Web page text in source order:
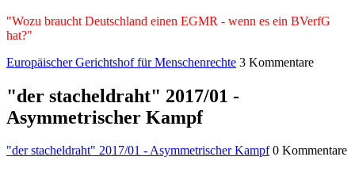
"Wozu braucht Deutschland einen EGMR - wenn es ein BVerfG
hat?"
Europäischer Gerichtshof für Menschenrechte 3 Kommentare
"der stacheldraht" 2017/01 -
Asymmetrischer Kampf
"der stacheldraht" 2017/01 - Asymmetrischer Kampf0 Kommentare